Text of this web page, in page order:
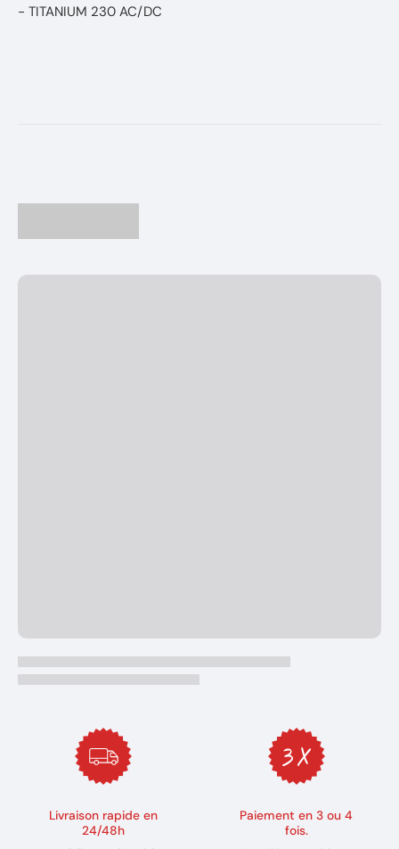
- TITANIUM 230 AC/DC
Livraison rapide en
24/48h
Paiement en 3 ou 4
fois.